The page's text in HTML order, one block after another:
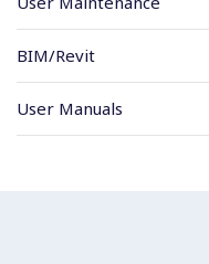
BIM/Revit
User Manuals